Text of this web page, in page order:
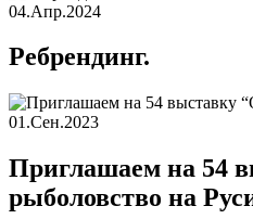
04.Апр.2024
Ребрендинг.
01.Сен.2023
Приглашаем на 54
рыболовство на